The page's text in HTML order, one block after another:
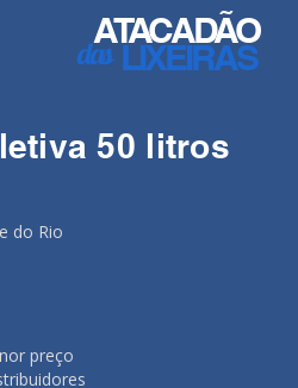
ATACADÃO
LIXEIRAS
das
50 litros
do Rio
preço